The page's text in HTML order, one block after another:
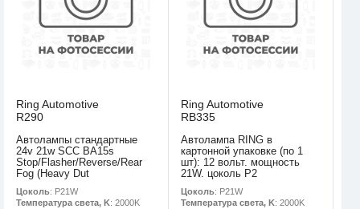
Ring Automotive
R290
Автолампы стандартные
24v 21w SCC BA15s
Stop/Flasher/Reverse/Rear
Fog (Heavy Dut
Цоколь: P21W
Температура света, K: 2000K
Ring Automotive
RB335
Автолампа RING в
картонной упаковке (по 1
шт): 12 вольт. мощность
21W. цоколь P2
Цоколь: P21W
Температура света, K: 2000K